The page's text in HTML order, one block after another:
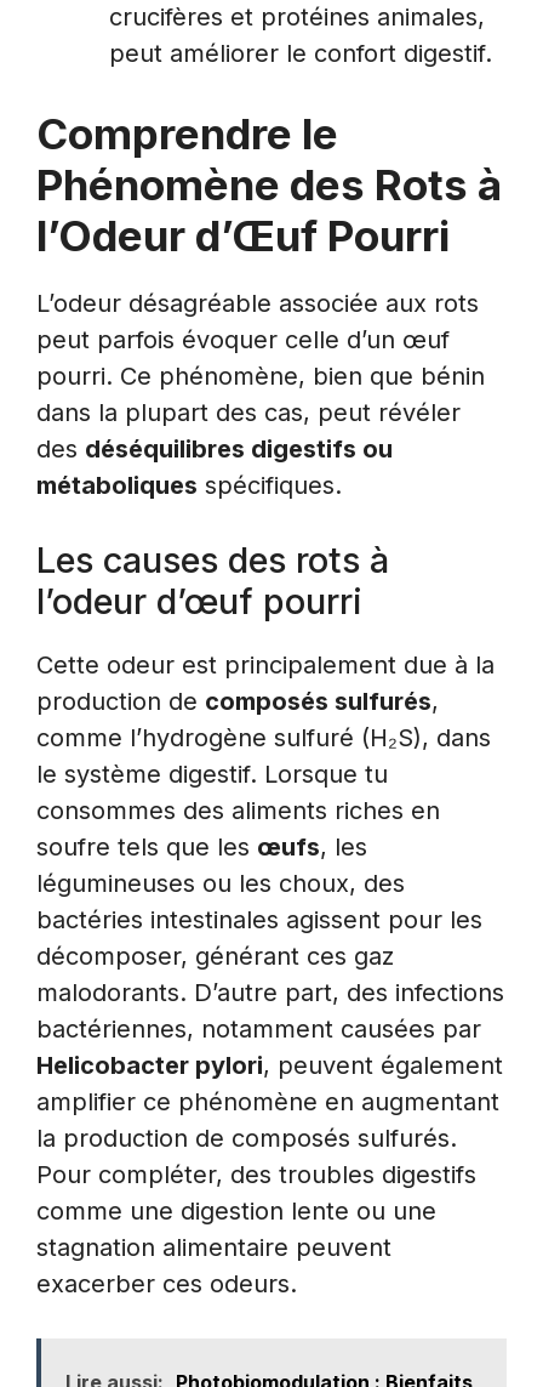
crucifères et protéines animales,
peut améliorer le confort digestif.
Comprendre le
Phénomène des Rots à
l’Odeur d’Œuf Pourri
L’odeur désagréable associée aux rots
peut parfois évoquer celle d’un œuf
pourri. Ce phénomène, bien que bénin
dans la plupart des cas, peut révéler
des déséquilibres digestifs ou
métaboliques spécifiques.
Les causes des rots à
l’odeur d’œuf pourri
Cette odeur est principalement due à la
production de composés sulfurés,
comme l’hydrogène sulfuré (H₂S), dans
le système digestif. Lorsque tu
consommes des aliments riches en
soufre tels que les œufs, les
légumineuses ou les choux, des
bactéries intestinales agissent pour les
décomposer, générant ces gaz
malodorants. D’autre part, des infections
bactériennes, notamment causées par
Helicobacter pylori, peuvent également
amplifier ce phénomène en augmentant
la production de composés sulfurés.
Pour compléter, des troubles digestifs
comme une digestion lente ou une
stagnation alimentaire peuvent
exacerber ces odeurs.
Lire aussi: Photobiomodulation : Bienfaits,